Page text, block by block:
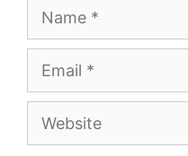
Name
Email
Website